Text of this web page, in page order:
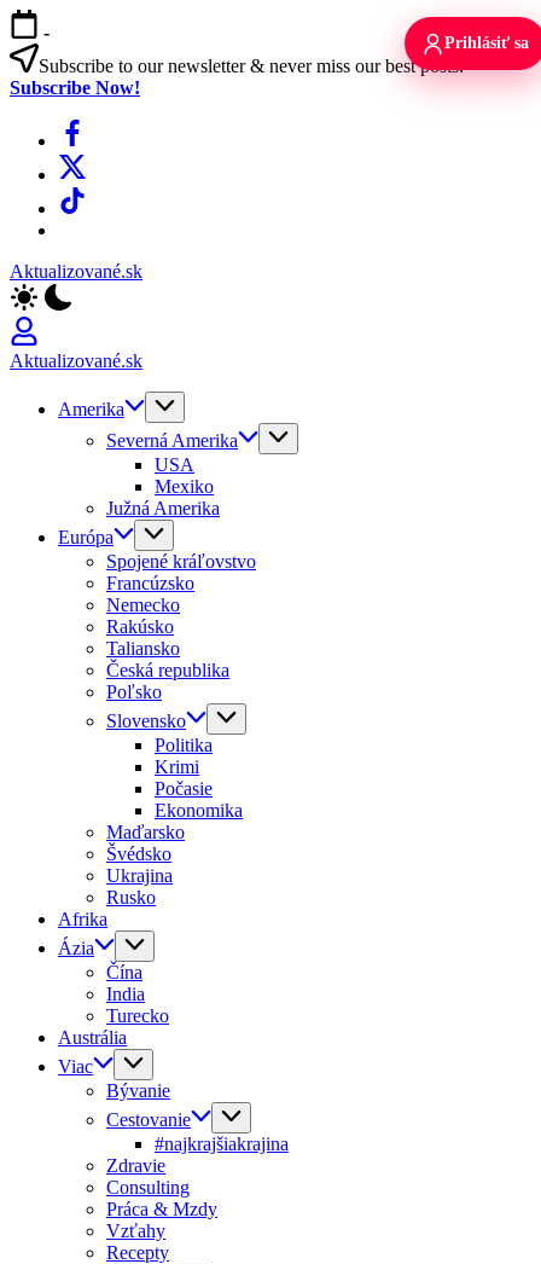
Skip
to
content
-
Subscribe to our newsletter & never miss our best posts.
Subscribe Now!
Facebook
X
TikTok
Aktualizované.sk
Aktualizované.sk
Amerika
Severná Amerika
USA
Mexiko
Južná Amerika
Európa
Spojené kráľovstvo
Francúzsko
Nemecko
Rakúsko
Taliansko
Česká republika
Poľsko
Slovensko
Politika
Krimi
Počasie
Ekonomika
Maďarsko
Švédsko
Ukrajina
Rusko
Afrika
Ázia
Čína
India
Turecko
Austrália
Viac
Bývanie
Cestovanie
#najkrajšiakrajina
Zdravie
Consulting
Práca & Mzdy
Vzťahy
Recepty
Prihlásiť sa